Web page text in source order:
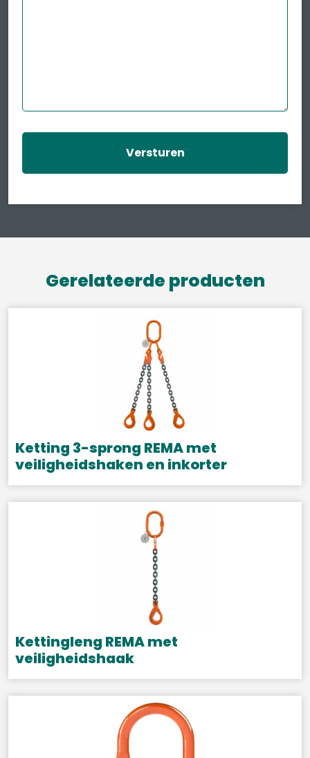
Gerelateerde producten
Ketting 3-sprong REMA met
veiligheidshaken en inkorter
Dit
product
gekozen
worden
de
Kettingleng REMA met
veiligheidshaak
Dit
product